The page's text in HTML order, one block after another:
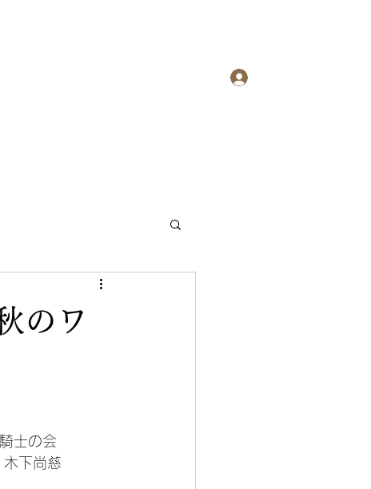
のワ
会長　木下尚慈